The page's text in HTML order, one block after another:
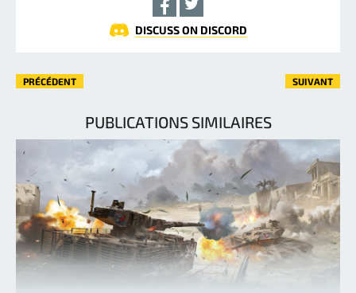
DISCUSS ON DISCORD
PRÉCÉDENT SUIVANT
PUBLICATIONS SIMILAIRES